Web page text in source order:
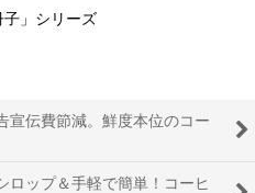
」シリーズ
宣伝費節減。鮮度本位のコー
ロップ＆手軽で簡単！コーヒ